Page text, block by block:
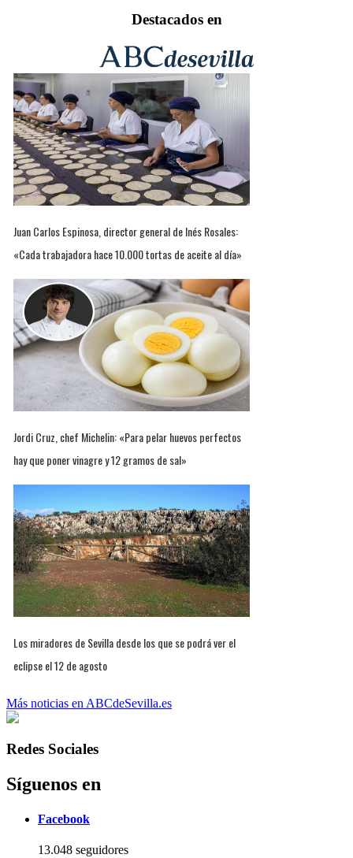
Destacados en
Juan Carlos Espinosa, director general de Inés Rosales:
«Cada trabajadora hace 10.000 tortas de aceite al día»
Jordi Cruz, chef Michelin: «Para pelar huevos perfectos
hay que poner vinagre y 12 gramos de sal»
Los miradores de Sevilla desde los que se podrá ver el
eclipse el 12 de agosto
Más noticias en ABCdeSevilla.es
Redes Sociales
Síguenos en
Facebook
13.048 seguidores